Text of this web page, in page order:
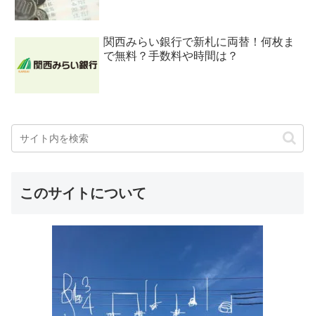
関西みらい銀行で新札に両替！何枚ま
で無料？手数料や時間は？
このサイトについて